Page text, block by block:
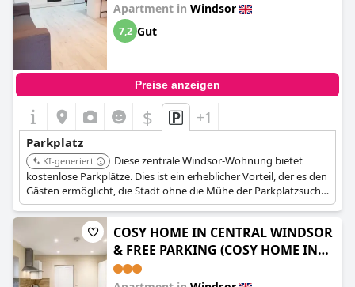
Apartment in Windsor
7,2 Gut
Preise anzeigen
$ +1
Parkplatz
KI-generiert
Diese zentrale Windsor-Wohnung bietet
kostenlose Parkplätze. Dies ist ein erheblicher Vorteil, der es den
Gästen ermöglicht, die Stadt ohne die Mühe der Parkplatzsuche
oder -zahlung in einem belebten Gebiet zu erkunden.
COSY HOME IN CENTRAL WINDSOR
& FREE PARKING (COSY HOME IN
CENTRAL WINDSOR & FREE